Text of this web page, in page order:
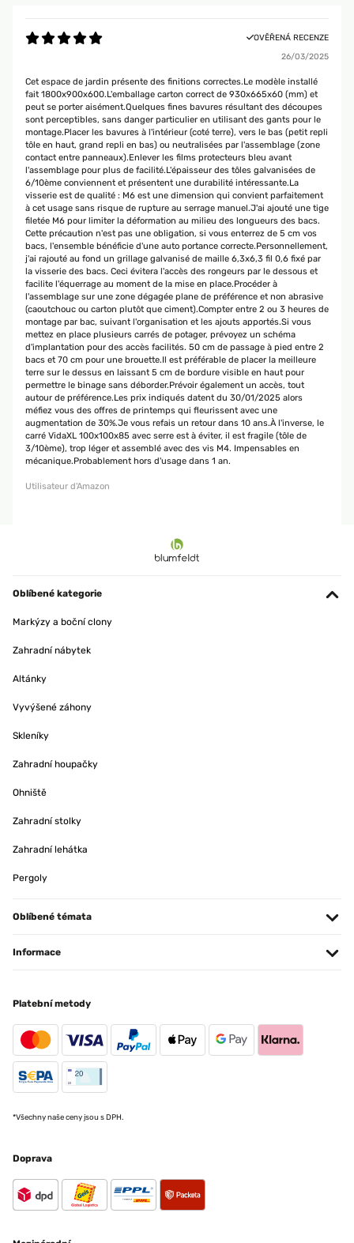
OVĚŘENÁ RECENZE
26/03/2025
Cet espace de jardin présente des finitions correctes.Le modèle installé
fait 1800x900x600.L'emballage carton correct de 930x665x60 (mm) et
peut se porter aisément.Quelques fines bavures résultant des découpes
sont perceptibles, sans danger particulier en utilisant des gants pour le
montage.Placer les bavures à l'intérieur (coté terre), vers le bas (petit repli
tôle en haut, grand repli en bas) ou neutralisées par l'assemblage (zone
contact entre panneaux).Enlever les films protecteurs bleu avant
l'assemblage pour plus de facilité.L'épaisseur des tôles galvanisées de
6/10ème conviennent et présentent une durabilité intéressante.La
visserie est de qualité : M6 est une dimension qui convient parfaitement
à cet usage sans risque de rupture au serrage manuel.J'ai ajouté une tige
filetée M6 pour limiter la déformation au milieu des longueurs des bacs.
Cette précaution n'est pas une obligation, si vous enterrez de 5 cm vos
bacs, l'ensemble bénéficie d'une auto portance correcte.Personnellement,
j'ai rajouté au fond un grillage galvanisé de maille 6,3x6,3 fil 0,6 fixé par
la visserie des bacs. Ceci évitera l'accès des rongeurs par le dessous et
facilite l'équerrage au moment de la mise en place.Procéder à
l'assemblage sur une zone dégagée plane de préférence et non abrasive
(caoutchouc ou carton plutôt que ciment).Compter entre 2 ou 3 heures de
montage par bac, suivant l'organisation et les ajouts apportés.Si vous
mettez en place plusieurs carrés de potager, prévoyez un schéma
d'implantation pour des accès facilités. 50 cm de passage à pied entre 2
bacs et 70 cm pour une brouette.Il est préférable de placer la meilleure
terre sur le dessus en laissant 5 cm de bordure visible en haut pour
permettre le binage sans déborder.Prévoir également un accès, tout
autour de préférence.Les prix indiqués datent du 30/01/2025 alors
méfiez vous des offres de printemps qui fleurissent avec une
augmentation de 30%.Je vous refais un retour dans 10 ans.À l'inverse, le
carré VidaXL 100x100x85 avec serre est à éviter, il est fragile (tôle de
3/10ème), trop léger et assemblé avec des vis M4. Impensables en
mécanique.Probablement hors d'usage dans 1 an.
Utilisateur d'Amazon
Oblíbené kategorie
Markýzy a boční clony
Zahradní nábytek
Altánky
Vyvýšené záhony
Skleníky
Zahradní houpačky
Ohniště
Zahradní stolky
Zahradní lehátka
Pergoly
Oblíbené témata
Informace
Platební metody
*Všechny naše ceny jsou s DPH.
Doprava